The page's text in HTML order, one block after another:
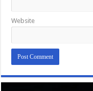
Website